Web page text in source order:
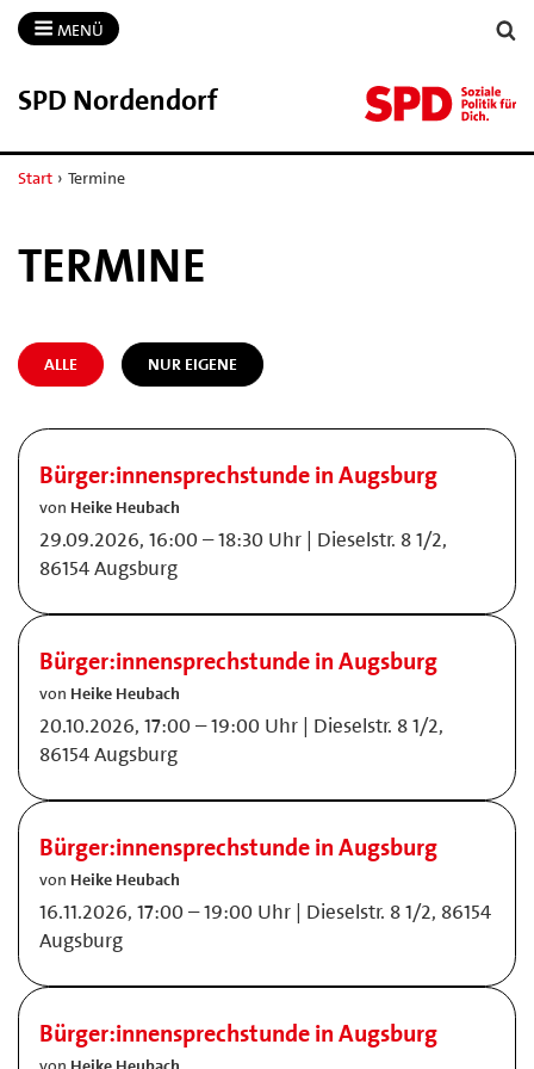
MENÜ
SPD Nordendorf
Start › Termine
TERMINE
ALLE NUR EIGENE
Bürger:innensprechstunde in Augsburg
von Heike Heubach
29.09.2026, 16:00 – 18:30 Uhr | Dieselstr. 8 1/2,
86154 Augsburg
Bürger:innensprechstunde in Augsburg
von Heike Heubach
20.10.2026, 17:00 – 19:00 Uhr | Dieselstr. 8 1/2,
86154 Augsburg
Bürger:innensprechstunde in Augsburg
von Heike Heubach
16.11.2026, 17:00 – 19:00 Uhr | Dieselstr. 8 1/2, 86154
Augsburg
Bürger:innensprechstunde in Augsburg